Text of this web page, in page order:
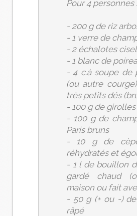
Pour 4 personnes :
- 200 g de riz
- 1 verre de
- 2 échalotes
- 1 blanc de
- 4 c.à soupe de
(ou autre
très petits dés
- 100 g de girolles
- 100 g de
Paris bruns
- 10 g de
réhydratés et
- 1 l de bouillon
gardé chaud
maison ou fait
- 50 g (+ ou -)
râpé